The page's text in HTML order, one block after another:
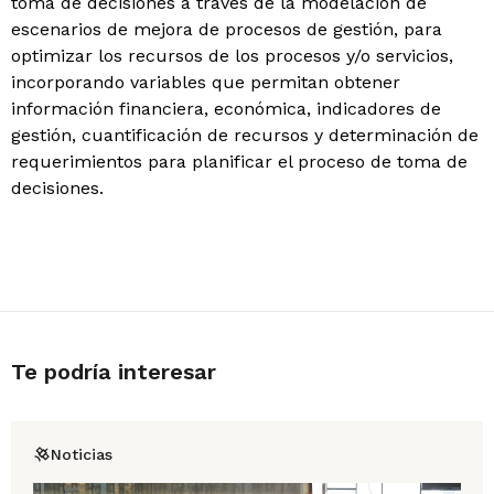
escenarios de mejora de procesos de gestión, para
optimizar los recursos de los procesos y/o servicios,
incorporando variables que permitan obtener
información financiera, económica, indicadores de
gestión, cuantificación de recursos y determinación de
requerimientos para planificar el proceso de toma de
decisiones.
Te podría interesar
Noticias